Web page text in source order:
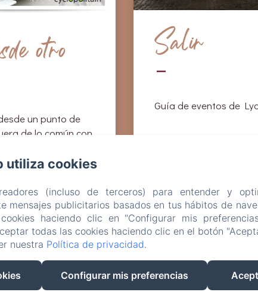
otro
un punto de
de lo común con
más difícil será
de un
a las Terrasses
su actividad en
Salir
Guía de eventos de
utiliza cookies
(incluso de terceros) para entender y
mensajes publicitarios basados en tus hábitos de
haciendo clic en "Configurar mis
todas las cookies haciendo clic en el botón
nuestra Política de privacidad.
Configurar mis preferencias